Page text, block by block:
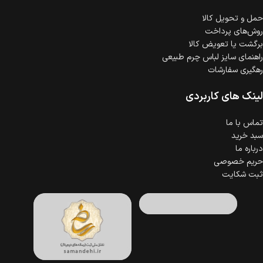
حمل‌ و تحویل کالا
روش‌های پرداخت
برگشت یا تعویض کالا
راهنمای سایز لباس چرم طبیعی
رهگیری سفارشات
لینک های کاربردی
تماس با ما
سبد خرید
درباره ما
حریم خصوصی
ثبت شکایت